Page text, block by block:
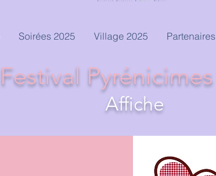
Soirées 2025 Village 2025 Partenaires
Festival Pyrénicimes
Affiche